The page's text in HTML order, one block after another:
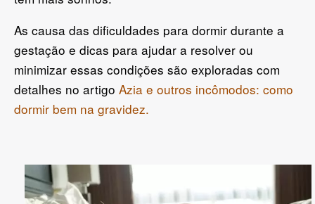
As causa das dificuldades para dormir durante a
gestação e dicas para ajudar a resolver ou
minimizar essas condições são exploradas com
detalhes no artigo Azia e outros incômodos: como
dormir bem na gravidez.